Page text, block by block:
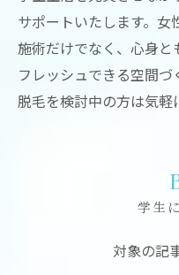
サポートいたします。女
施術だけでなく、心身と
フレッシュできる空間づ
脱毛を検討中の方は気軽
学生
対象の記